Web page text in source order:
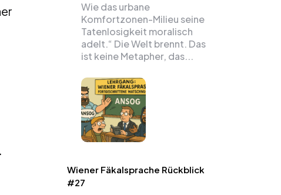
Wie das urbane
Komfortzonen-Milieu seine
Tatenlosigkeit moralisch
adelt.“ Die Welt brennt. Das
ist keine Metapher, das...
Wiener Fäkalsprache Rückblick
#27